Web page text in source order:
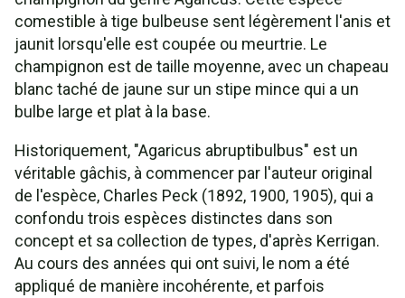
comestible à tige bulbeuse sent légèrement l'anis et
jaunit lorsqu'elle est coupée ou meurtrie. Le
champignon est de taille moyenne, avec un chapeau
blanc taché de jaune sur un stipe mince qui a un
bulbe large et plat à la base.
Historiquement, "Agaricus abruptibulbus" est un
véritable gâchis, à commencer par l'auteur original
de l'espèce, Charles Peck (1892, 1900, 1905), qui a
confondu trois espèces distinctes dans son
concept et sa collection de types, d'après Kerrigan.
Au cours des années qui ont suivi, le nom a été
appliqué de manière incohérente, et parfois